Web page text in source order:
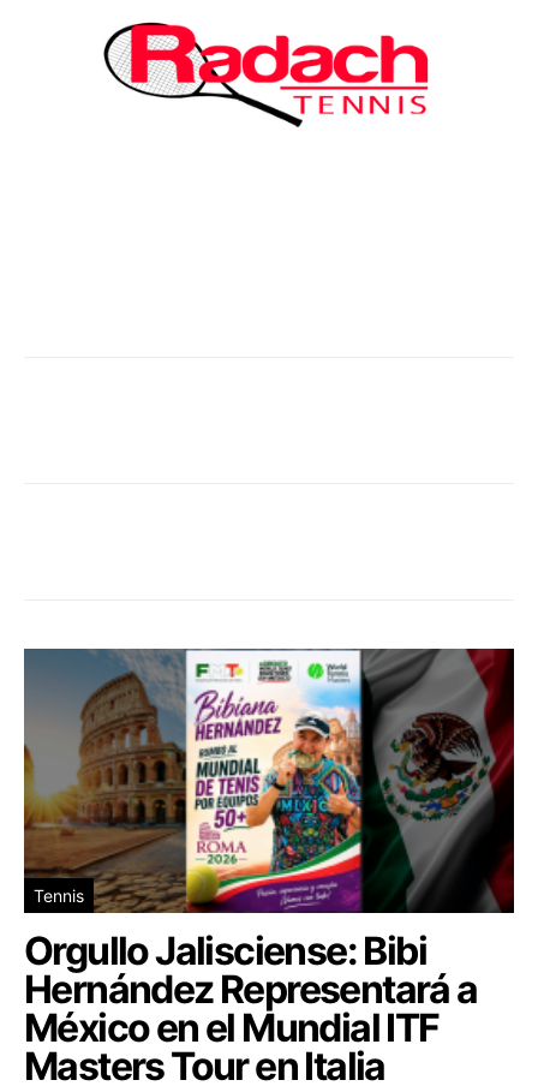
Tennis
Orgullo Jalisciense: Bibi
Hernández Representará a
México en el Mundial ITF
Masters Tour en Italia